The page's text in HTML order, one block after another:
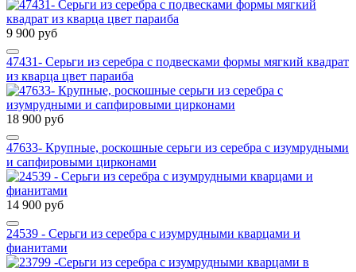
9 900 руб
47431- Серьги из серебра с подвесками формы мягкий квадрат
из кварца цвет параиба
18 900 руб
47633- Крупные, роскошные серьги из серебра с изумрудными
и сапфировыми цирконами
14 900 руб
24539 - Серьги из серебра с изумрудными кварцами и
фианитами